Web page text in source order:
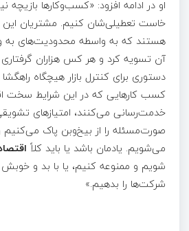
او در ادامه افزود: «کسب‌وکار‌ها
خاست تعطیلی‌شان کنیم. مشتریان این
هستند که به واسطه محدودیت‌های به
آن تسویه کرد و هر کس هزاران گرفتاری
دستوری برای کنترل بازار هیچگاه
کسب کار‌هایی که در این شرایط سخت
خدمت‌رسانی می‌کنند، امتیاز‌های
صورت‌مسئله را از بیخ‌وبن پاک می‌کنیم
می‌شویم. یادمان باشد یا باید کلاً
شویم و ممنوعه کنیم، یا با بد و خوبش
شرکت‌ها را بدهیم.»